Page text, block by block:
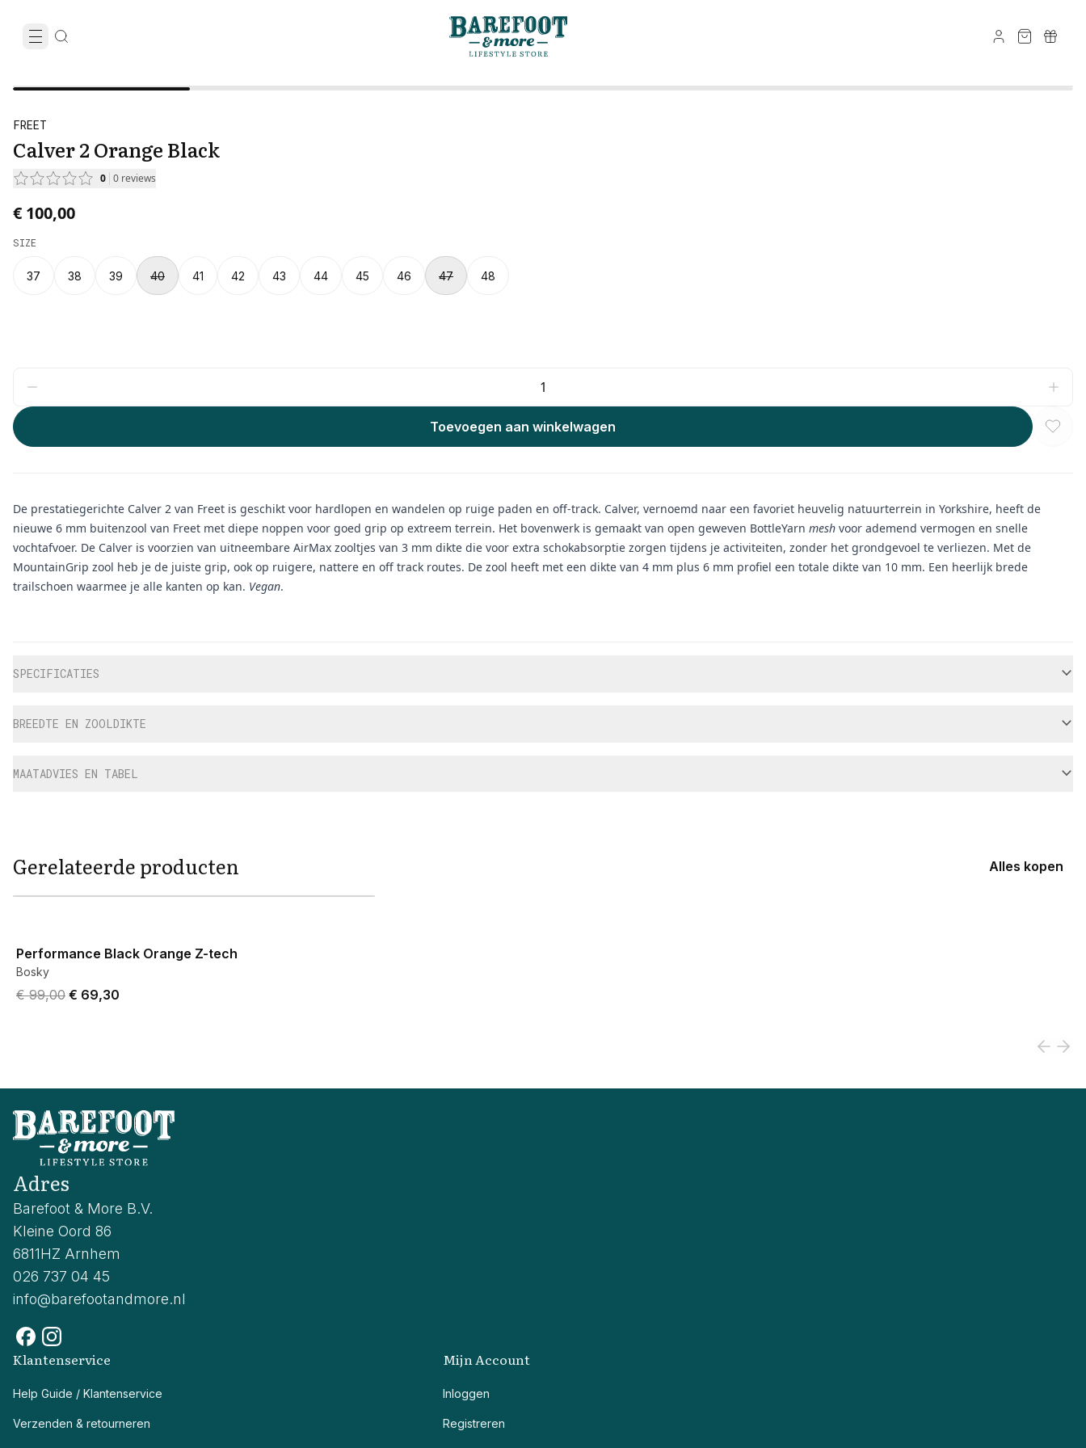
FREET
Calver 2 Orange Black
0 0 reviews
€ 100,00
SIZE
37 38 39 40 41 42 43 44 45 46 47 48
Toevoegen aan winkelwagen
De prestatiegerichte Calver 2 van Freet is geschikt voor hardlopen en wandelen op ruige paden en off-track. Calver, vernoemd naar een favoriet heuvelig natuurterrein in Yorkshire, heeft de
nieuwe 6 mm buitenzool van Freet met diepe noppen voor goed grip op extreem terrein. Het bovenwerk is gemaakt van open geweven BottleYarn mesh voor ademend vermogen en snelle
vochtafvoer. De Calver is voorzien van uitneembare AirMax zooltjes van 3 mm dikte die voor extra schokabsorptie zorgen tijdens je activiteiten, zonder het grondgevoel te verliezen. Met de
MountainGrip zool heb je de juiste grip, ook op ruigere, nattere en off track routes. De zool heeft met een dikte van 4 mm plus 6 mm profiel een totale dikte van 10 mm. Een heerlijk brede
trailschoen waarmee je alle kanten op kan. Vegan.
SPECIFICATIES
BREEDTE EN ZOOLDIKTE
MAATADVIES EN TABEL
Gerelateerde producten Alles kopen
Performance Black Orange Z-tech
Bosky
Original price was € 99,00.
€ 99,00 Current price is € 69,30.
€ 69,30
Adres
Barefoot & More B.V.
Kleine Oord 86
6811HZ Arnhem
026 737 04 45
info@barefootandmore.nl
Klantenservice
Help Guide / Klantenservice
Verzenden & retourneren
Mijn Account
Inloggen
Registreren